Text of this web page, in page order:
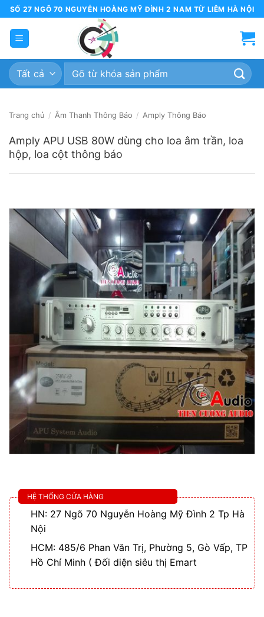
Bỏ
qua
dung
SỐ 27 NGÕ 70 NGUYỄN HOÀNG MỸ ĐÌNH 2 NAM TỪ LIÊM HÀ NỘI
Tìm
Trang chủ / Âm Thanh Thông Báo / Amply Thông Báo
Amply APU USB 80W dùng cho loa âm trần, loa
hộp, loa cột thông báo
HỆ THỐNG CỬA HÀNG
HN: 27 Ngõ 70 Nguyễn Hoàng Mỹ Đình 2 Tp Hà
Nội
HCM: 485/6 Phan Văn Trị, Phường 5, Gò Vấp, TP
Hồ Chí Minh ( Đối diện siêu thị Emart